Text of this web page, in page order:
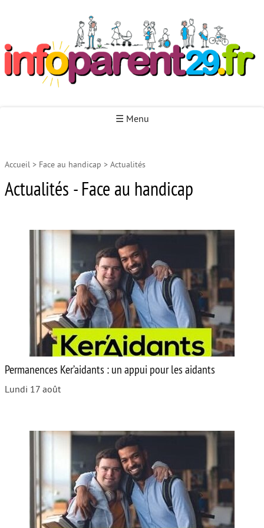
☰ Menu
Accueil
Autour de la naissance
Autour de l’enfance
Autour de la jeunesse
Autour de l’école
Protéger les enfants
Face au handicap
Face au deuil
Sortir en famille
Place aux grands-parents
Accueil > Face au handicap > Actualités
Actualités - Face au handicap
Permanences Ker’aidants : un appui pour les aidants
Lundi 17 août